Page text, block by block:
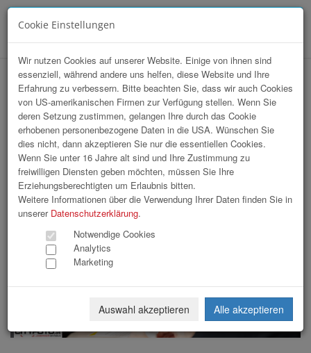
hr-lounge Ost zu Gast bei Raiffeisen
Informatik GmbH
Cookie Einstellungen
Wir nutzen Cookies auf unserer Website. Einige von ihnen sind
essenziell, während andere uns helfen, diese Website und Ihre
Erfahrung zu verbessern. Bitte beachten Sie, dass wir auch Cookies
von US-amerikanischen Firmen zur Verfügung stellen. Wenn Sie
deren Setzung zustimmen, gelangen Ihre durch das Cookie
erhobenen personenbezogene Daten in die USA. Wünschen Sie
dies nicht, dann akzeptieren Sie nur die essentiellen Cookies.
Wenn Sie unter 16 Jahre alt sind und Ihre Zustimmung zu
freiwilligen Diensten geben möchten, müssen Sie Ihre
Erziehungsberechtigten um Erlaubnis bitten.
Weitere Informationen über die Verwendung Ihrer Daten finden Sie in
unserer Datenschutzerklärung.
Notwendige Cookies
Analytics
Marketing
Auswahl akzeptieren Alle akzeptieren